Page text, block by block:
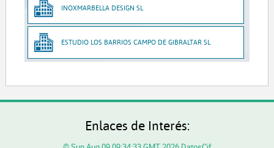
INOXMARBELLA DESIGN SL
ESTUDIO LOS BARRIOS CAMPO DE GIBRALTAR SL
Enlaces de Interés: